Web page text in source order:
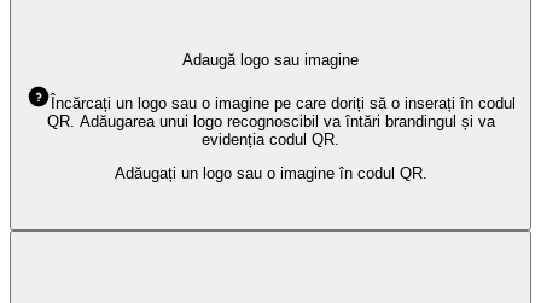
Adaugă logo sau imagine
Încărcați un logo sau o imagine pe care doriți să o inserați în codul
QR. Adăugarea unui logo recognoscibil va întări brandingul și va
evidenția codul QR.
Adăugați un logo sau o imagine în codul QR.